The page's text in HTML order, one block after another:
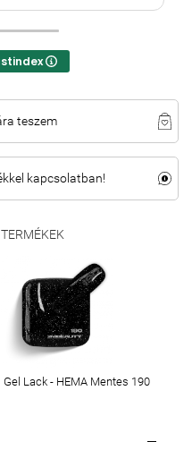
teszem
kapcsolatban!
Gel Lack - HEMA Mentes 190